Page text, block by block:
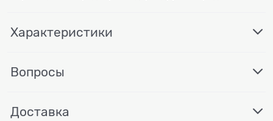
Характеристики
Вопросы
Доставка